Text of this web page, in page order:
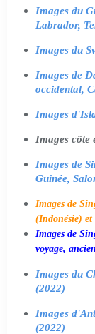
Images du
Labrador,
Images du
Images de
occidental,
Images
Images côte
Images de
Guinée,
Images de
(Indonésie) et
Images de
voyage,
Images du
(2022)
Images
(2022)